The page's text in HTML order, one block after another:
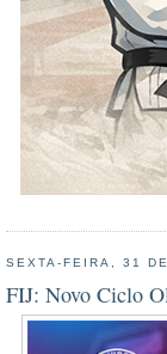
SEXTA-FEIRA, 31
FIJ: Novo Ciclo